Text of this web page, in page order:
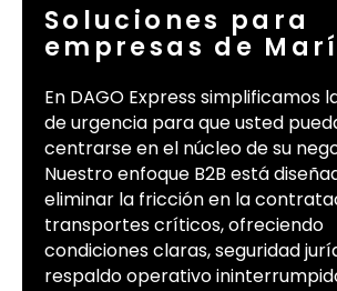
Soluciones para
empresas de
En DAGO Express simplificamos
de urgencia para que usted
centrarse en el núcleo de su
Nuestro enfoque B2B está
eliminar la fricción en la
transportes críticos, ofreciendo
condiciones claras, seguridad
respaldo operativo